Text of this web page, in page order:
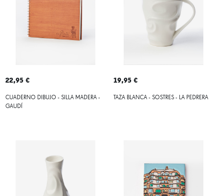
22,95 €
CUADERNO DIBUJO - SILLA MADERA -
GAUDÍ
19,95 €
TAZA BLANCA - SOSTRES - LA PEDRERA